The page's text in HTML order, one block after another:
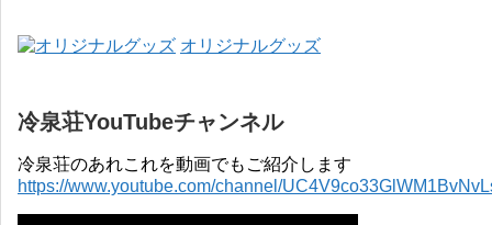
オリジナルグッズ
冷泉荘YouTubeチャンネル
冷泉荘のあれこれを動画でもご紹介します
https://www.youtube.com/channel/